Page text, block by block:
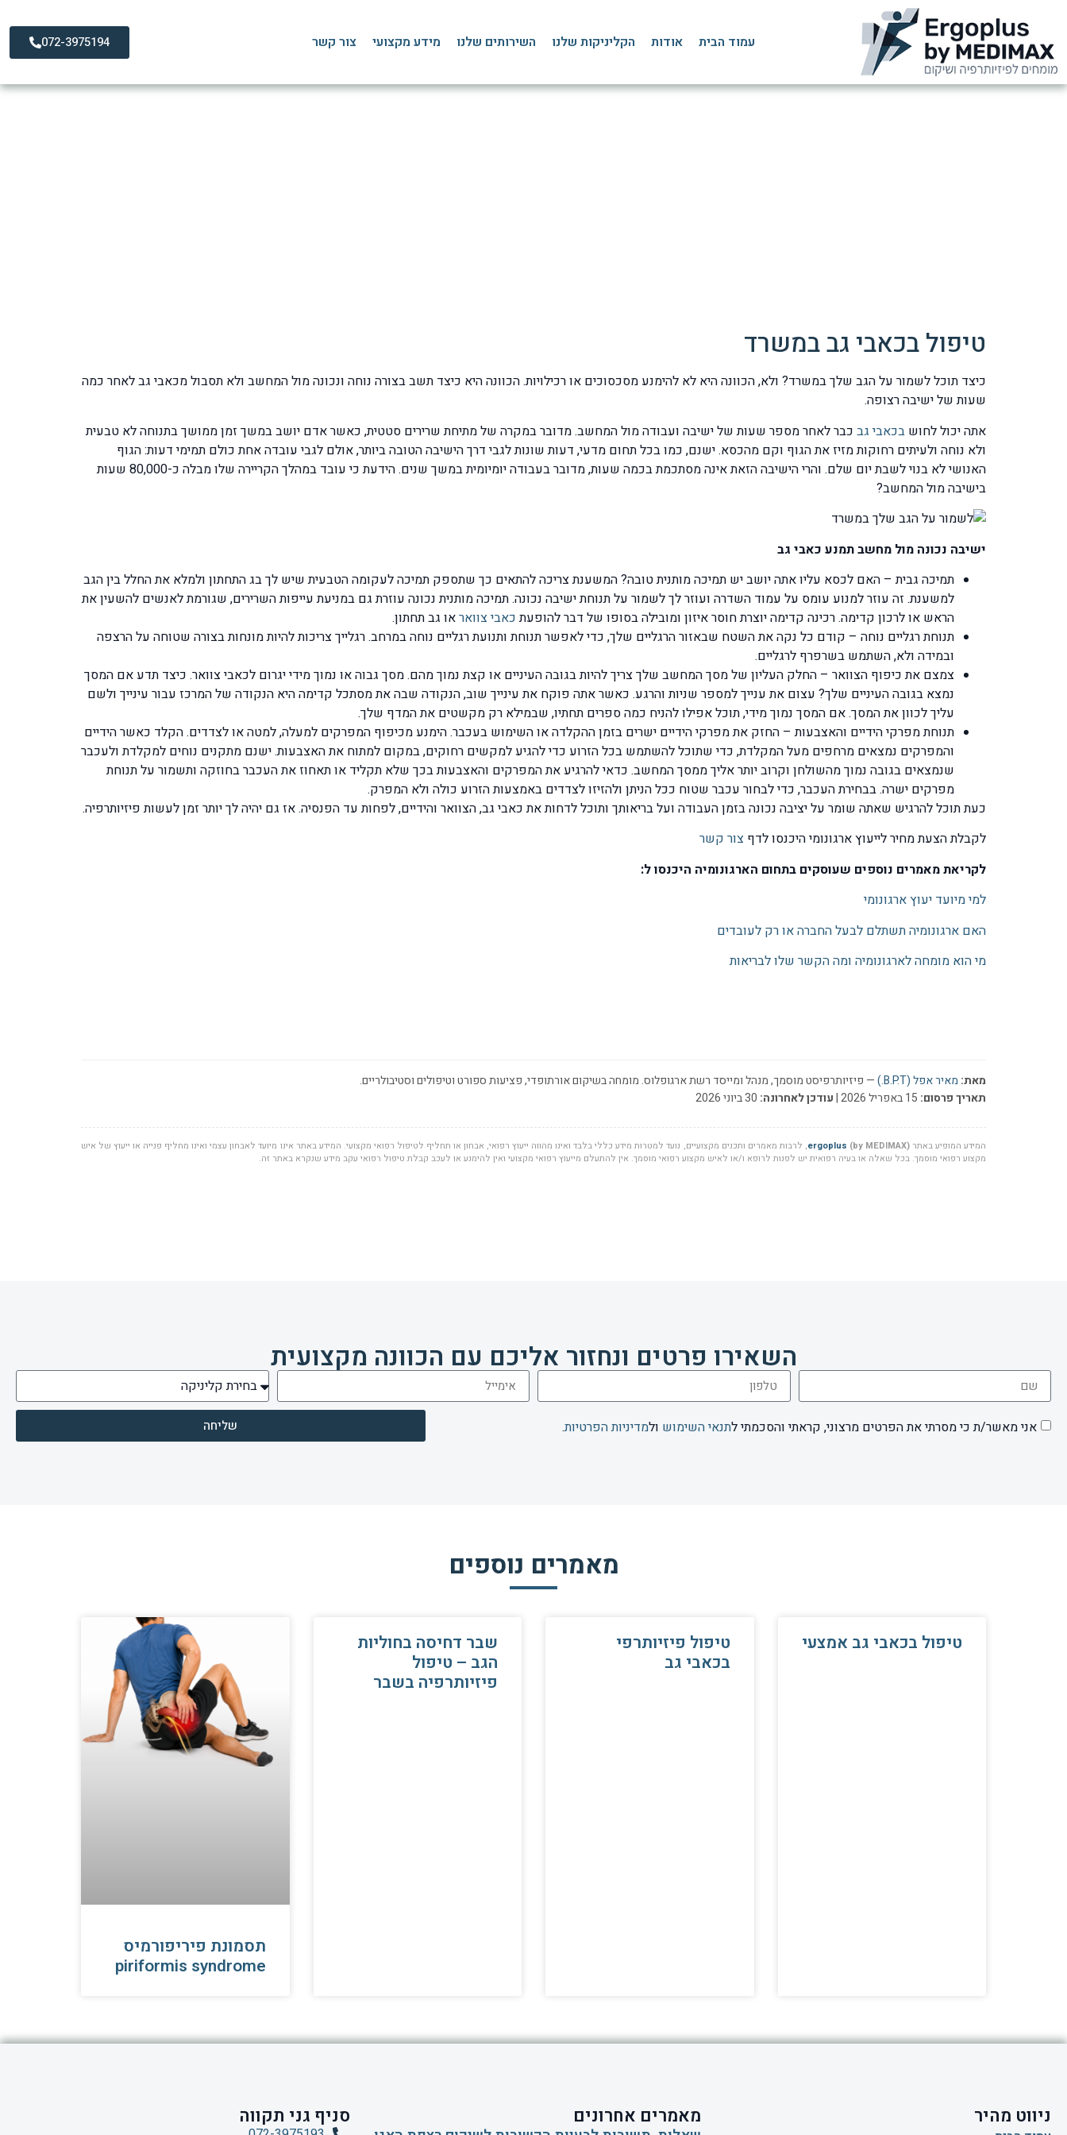
עמוד הבית אודות הקליניקות שלנו השירותים שלנו מידע מקצועי צור קשר 072-3975194
טיפול בכאבי גב במשרד
כיצד תוכל לשמור על הגב שלך במשרד? ולא, הכוונה היא לא להימנע מסכסוכים או רכילויות. הכוונה היא כיצד תשב בצורה נוחה ונכונה מול המחשב ולא תסבול מכאבי גב לאחר כמה
שעות של ישיבה רצופה.
אתה יכול לחוש בכאבי גב כבר לאחר מספר שעות של ישיבה ועבודה מול המחשב. מדובר במקרה של מתיחת שרירים סטטית, כאשר אדם יושב במשך זמן ממושך בתנוחה לא טבעית
ולא נוחה ולעיתים רחוקות מזיז את הגוף וקם מהכסא. ישנם, כמו בכל תחום מדעי, דעות שונות לגבי דרך הישיבה הטובה ביותר, אולם לגבי עובדה אחת כולם תמימי דעות: הגוף
האנושי לא בנוי לשבת יום שלם. והרי הישיבה הזאת אינה מסתכמת בכמה שעות, מדובר בעבודה יומיומית במשך שנים. הידעת כי עובד במהלך הקריירה שלו מבלה כ-80,000 שעות
בישיבה מול המחשב?
ישיבה נכונה מול מחשב תמנע כאבי גב
תמיכה גבית – האם לכסא עליו אתה יושב יש תמיכה מותנית טובה? המשענת צריכה להתאים כך שתספק תמיכה לעקומה הטבעית שיש לך בג התחתון ולמלא את החלל בין הגב
למשענת. זה עוזר למנוע עומס על עמוד השדרה ועוזר לך לשמור על תנוחת ישיבה נכונה. תמיכה מותנית נכונה עוזרת גם במניעת עייפות השרירים, שגורמת לאנשים להשעין את
הראש או לרכון קדימה. רכינה קדימה יוצרת חוסר איזון ומובילה בסופו של דבר להופעתכאבי צוואראו גב תחתון.
תנוחת רגליים נוחה – קודם כל נקה את השטח שבאזור הרגליים שלך, כדי לאפשר תנוחת ותנועת רגליים נוחה במרחב. רגלייך צריכות להיות מונחות בצורה שטוחה על הרצפה
ובמידה ולא, השתמש בשרפרף לרגליים.
צמצם את כיפוף הצוואר – החלק העליון של מסך המחשב שלך צריך להיות בגובה העיניים או קצת נמוך מהם. מסך גבוה או נמוך מידי יגרום לכאבי צוואר. כיצד תדע אם המסך
נמצא בגובה העיניים שלך? עצום את ענייך למספר שניות והרגע. כאשר אתה פוקח את עינייך שוב, הנקודה שבה את מסתכל קדימה היא הנקודה של המרכז עבור עינייך ולשם
עליך לכוון את המסך. אם המסך נמוך מידי, תוכל אפילו להניח כמה ספרים תחתיו, שבמילא רק מקשטים את המדף שלך.
תנוחת מפרקי הידיים והאצבעות – החזק את מפרקי הידיים ישרים בזמן ההקלדה או השימוש בעכבר. הימנע מכיפוף המפרקים למעלה, למטה או לצדדים. הקלד כאשר הידיים
והמפרקים נמצאים מרחפים מעל המקלדת, כדי שתוכל להשתמש בכל הזרוע כדי להגיע למקשים רחוקים, במקום למתוח את האצבעות. ישנם מתקנים נוחים למקלדת ולעכבר
שנמצאים בגובה נמוך מהשולחן וקרוב יותר אליך ממסך המחשב. כדאי להרגיע את המפרקים והאצבעות בכך שלא תקליד או תאחוז את העכבר בחוזקה ותשמור על תנוחת
מפרקים ישרה. בבחירת העכבר, כדי לבחור עכבר שטוח ככל הניתן ולהזיזו לצדדים באמצעות הזרוע כולה ולא המפרק.
כעת תוכל להרגיש שאתה שומר על יציבה נכונה בזמן העבודה ועל בריאותך ותוכל לדחות את כאבי גב, הצוואר והידיים, לפחות עד הפנסיה. אז גם יהיה לך יותר זמן לעשות פיזיותרפיה.
לקבלת הצעת מחיר לייעוץ ארגונומי היכנסו לדף צור קשר
לקריאת מאמרים נוספים שעוסקים בתחום הארגונומיה היכנסו ל:
למי מיועד יעוץ ארגונומי
האם ארגונומיה תשתלם לבעל החברה או רק לעובדים
מי הוא מומחה לארגונומיה ומה הקשר שלו לבריאות
מאת: מאיר אפל (B.P.T.)
— פיזיותרפיסט מוסמך, מנהל ומייסד רשת ארגופלוס. מומחה בשיקום אורתופדי, פציעות ספורט וטיפולים וסטיבולריים.
תאריך פרסום:
עודכן לאחרונה:
המידע המופיע באתר ergoplus (by MEDIMAX)
, לרבות מאמרים ותכנים מקצועיים, נועד למטרות מידע כללי בלבד ואינו מהווה ייעוץ רפואי, אבחון או תחליף לטיפול רפואי מקצועי. המידע באתר אינו מיועד לאבחון עצמי ואינו מחליף פנייה או ייעוץ של איש
מקצוע רפואי מוסמך. בכל שאלה או בעיה רפואית יש לפנות לרופא ו/או לאיש מקצוע רפואי מוסמך. אין להתעלם מייעוץ רפואי מקצועי ואין להימנע או לעכב קבלת טיפול רפואי עקב מידע שנקרא באתר זה.
השאירו פרטים ונחזור אליכם עם הכוונה מקצועית
אני מאשר/ת כי מסרתי את הפרטים מרצוני, קראתי והסכמתי לתנאי השימוש ולמדיניות הפרטיות. שליחה
מאמרים נוספים
טיפול בכאבי גב אמצעי
טיפול פיזיותרפי
בכאבי גב
שבר דחיסה בחוליות
הגב – טיפול
פיזיותרפיה בשבר
תסמונת פיריפורמיס
piriformis syndrome
ניווט מהיר מאמרים אחרונים סניף גני תקווה